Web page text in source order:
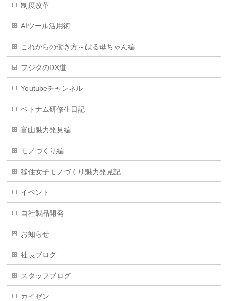
制度改革
AIツール活用術
これからの働き方～はる母ちゃん編
フジタのDX道
Youtubeチャンネル
ベトナム研修生日記
富山魅力発見編
モノづくり編
移住女子モノづくり魅力発見記
イベント
自社製品開発
お知らせ
社長ブログ
スタッフブログ
カイゼン